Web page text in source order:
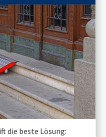
die beste Lösung: